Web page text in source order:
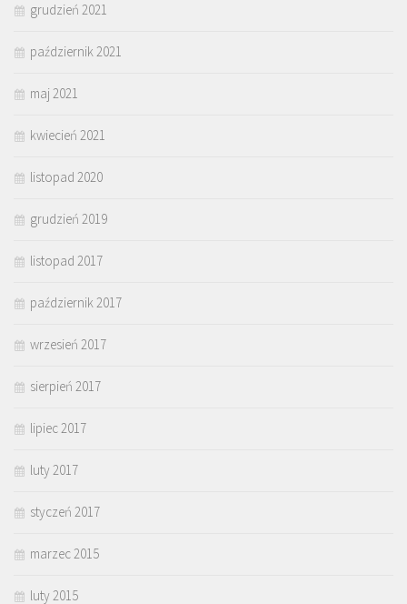
grudzień 2021
październik 2021
maj 2021
kwiecień 2021
listopad 2020
grudzień 2019
listopad 2017
październik 2017
wrzesień 2017
sierpień 2017
lipiec 2017
luty 2017
styczeń 2017
marzec 2015
luty 2015